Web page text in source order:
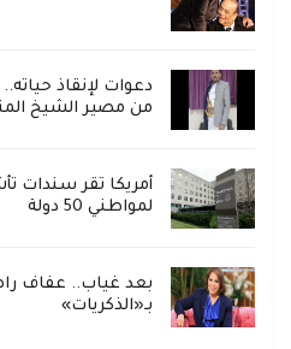
دعوات لإنقاذ
من مصير الشيخ
لمواطني 50 دولة
بعد غياب.. عفاف
بـ«الذكريات»